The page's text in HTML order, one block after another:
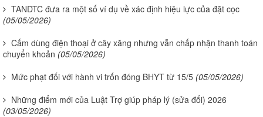
TANDTC đưa ra một số ví dụ về xác định hiệu lực của đặt cọc
(05/05/2026)
Cấm dùng điện thoại ở cây xăng nhưng vẫn chấp nhận thanh toán
chuyển khoản (05/05/2026)
Mức phạt đối với hành vi trốn đóng BHYT từ 15/5 (05/05/2026)
Những điểm mới của Luật Trợ giúp pháp lý (sửa đổi) 2026
(03/05/2026)